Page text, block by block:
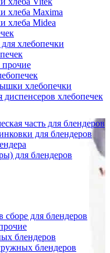
хлеба Maxima
хлеба Midea
хлебопечки
прочие
хлебопечки
хлебопечек
часть для блендеров
для блендеров
для блендеров
сборе для блендеров
блендеров
блендеров